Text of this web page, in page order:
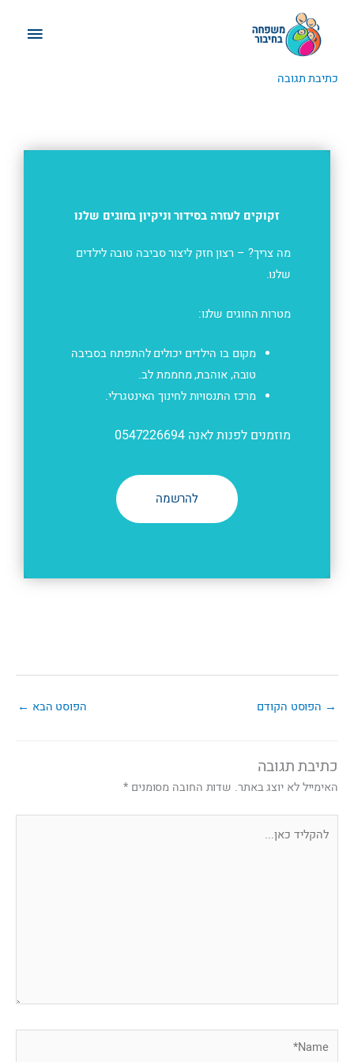
כתיבת תגובה
זקוקים לעזרה בסידור וניקיון בחוגים שלנו
מה צריך? – רצון חזק ליצור סביבה טובה לילדים
שלנו.
מטרות החוגים שלנו:
מקום בו הילדים יכולים להתפתח בסביבה
טובה, אוהבת, מחממת לב.
מרכז התנסויות לחינוך האינטגרלי.
מוזמנים לפנות לאנה 0547226694
להרשמה
→ הפוסט הקודם הפוסט הבא ←
כתיבת תגובה
האימייל לא יוצג באתר. שדות החובה מסומנים *